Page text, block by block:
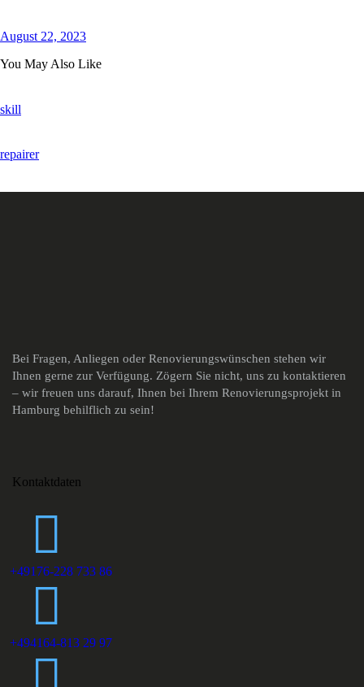
August 22, 2023
You May Also Like
skill
repairer
Bei Fragen, Anliegen oder Renovierungswünschen stehen wir
Ihnen gerne zur Verfügung. Zögern Sie nicht, uns zu kontaktieren
– wir freuen uns darauf, Ihnen bei Ihrem Renovierungsprojekt in
Hamburg behilflich zu sein!
Kontaktdaten
+49176-228 733 86
+494164-813 29 97